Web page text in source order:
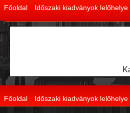
Főoldal Időszaki kiadványok lelőhelye
Főoldal Időszaki kiadványok lelőhelye